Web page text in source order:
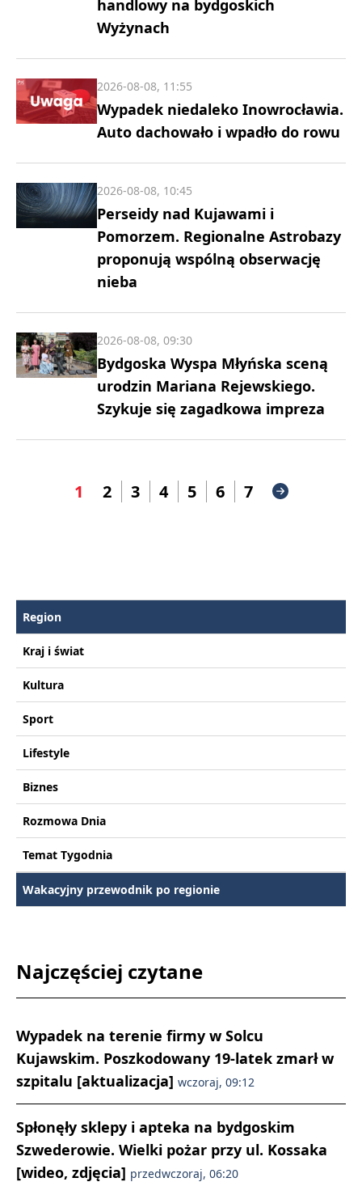
handlowy na bydgoskich
Wyżynach
Wypadek niedaleko Inowrocławia.
Auto dachowało i wpadło do rowu
2026-08-08, 11:55
Perseidy nad Kujawami i
Pomorzem. Regionalne Astrobazy
proponują wspólną obserwację
nieba
2026-08-08, 10:45
Bydgoska Wyspa Młyńska sceną
urodzin Mariana Rejewskiego.
Szykuje się zagadkowa impreza
2026-08-08, 09:30
1 2 3 4 5 6 7
Region
Kraj i świat
Kultura
Sport
Lifestyle
Biznes
Rozmowa Dnia
Temat Tygodnia
Wakacyjny przewodnik po regionie
Najczęściej czytane
Wypadek na terenie firmy w Solcu
Kujawskim. Poszkodowany 19-latek zmarł w
szpitalu [aktualizacja] wczoraj, 09:12
Spłonęły sklepy i apteka na bydgoskim
Szwederowie. Wielki pożar przy ul. Kossaka
[wideo, zdjęcia] przedwczoraj, 06:20